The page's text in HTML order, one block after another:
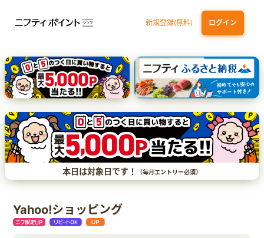
新規登録(無料) ログイン
三井住友カード（NL）オーロラデザイン
【三井住友銀行口座お持ちの方専用】Olive口座切替 P-one Wiz
ライフカードビジネスライトプラス dカード
本日は対象日です！ （毎月エントリー必須）
Yahoo!ショッピング